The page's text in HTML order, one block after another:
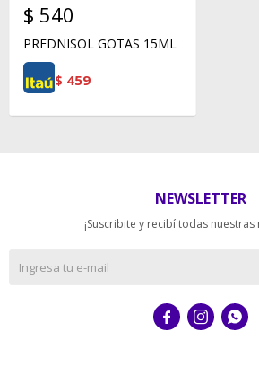
$ 540
PREDNISOL GOTAS 15ML
$ 459
NEWSLETTER
¡Suscribite y recibí todas
  